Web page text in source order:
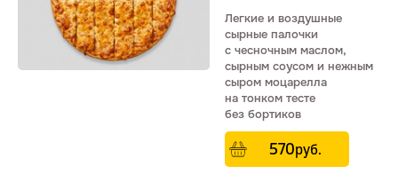
Легкие и воздушные
сырные палочки
с чесночным маслом,
сырным соусом и нежным
сыром моцарелла
на тонком тесте
без бортиков
570руб.